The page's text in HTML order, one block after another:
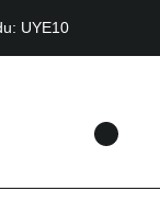
UYE10